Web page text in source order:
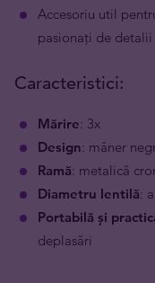
Accesoriu util
pasionați de detalii
Caracteristici:
Mărire: 3x
Design: mâner
Ramă: metalică
Diametru lentilă:
Portabilă și
deplasări